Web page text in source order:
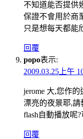
不知道能否提供
保證不會用於商
只是想每天都能
回覆
popo表示:
2009.03.25上午
jerome 大,您作
漂亮的夜景耶,請
flash自動播放呢
回覆